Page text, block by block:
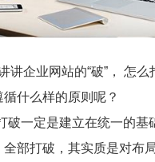
企业网站的“破”， 怎么
什么样的原则呢？
一定是建立在统一的基
部打破，其实质是对布